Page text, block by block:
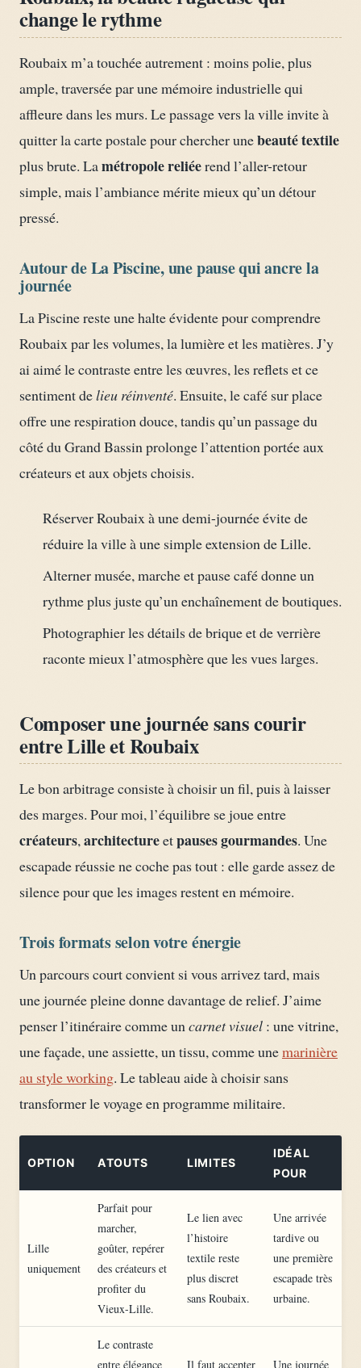
change le rythme
Roubaix m’a touchée autrement : moins polie, plus
ample, traversée par une mémoire industrielle qui
affleure dans les murs. Le passage vers la ville invite à
quitter la carte postale pour chercher unebeauté textile
plus brute. Lamétropole reliéerend l’aller-retour
simple, mais l’ambiance mérite mieux qu’un détour
pressé.
Autour de La Piscine, une pause qui ancre la
journée
La Piscine reste une halte évidente pour comprendre
Roubaix par les volumes, la lumière et les matières. J’y
ai aimé le contraste entre les œuvres, les reflets et ce
sentiment delieu réinventé. Ensuite, le café sur place
offre une respiration douce, tandis qu’un passage du
côté du Grand Bassin prolonge l’attention portée aux
créateurs et aux objets choisis.
Réserver Roubaix à une demi-journée évite de
réduire la ville à une simple extension de Lille.
Alterner musée, marche et pause café donne un
rythme plus juste qu’un enchaînement de boutiques.
Photographier les détails de brique et de verrière
raconte mieux l’atmosphère que les vues larges.
Composer une journée sans courir
entre Lille et Roubaix
Le bon arbitrage consiste à choisir un fil, puis à laisser
des marges. Pour moi, l’équilibre se joue entre
créateurs,architectureetpauses gourmandes. Une
escapade réussie ne coche pas tout : elle garde assez de
silence pour que les images restent en mémoire.
Trois formats selon votre énergie
Un parcours court convient si vous arrivez tard, mais
une journée pleine donne davantage de relief. J’aime
penser l’itinéraire comme uncarnet visuel : une vitrine,
une façade, une assiette, un tissu, comme unemarinière
au style working. Le tableau aide à choisir sans
transformer le voyage en programme militaire.
OPTION ATOUTS LIMITES
IDÉAL
POUR
Lille
uniquement
Parfait pour
marcher,
goûter, repérer
des créateurs et
profiter du
Vieux-Lille.
Le lien avec
l’histoire
textile reste
plus discret
sans Roubaix.
Une arrivée
tardive ou
une première
escapade très
urbaine.
Le contraste
entre élégance
Il faut accepter Une journée